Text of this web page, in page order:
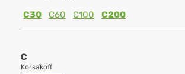
C30
C60 C100 C200
C
Korsakoff